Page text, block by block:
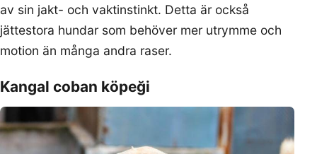
av sin jakt- och vaktinstinkt. Detta är också
jättestora hundar som behöver mer utrymme och
motion än många andra raser.
Kangal coban köpeği